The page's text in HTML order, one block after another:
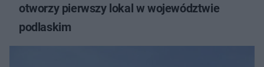
otworzy pierwszy lokal w województwie
podlaskim